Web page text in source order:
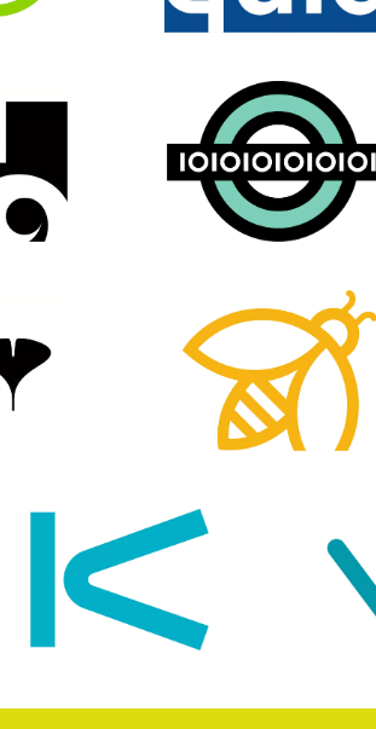
ARCHITECTURE DE MARQUE
IDENTITÉ VISUELLE
IDENTITÉ VISUELLE
IDENTITÉ VISUELLE
ARCHITECTURE DE MARQUE